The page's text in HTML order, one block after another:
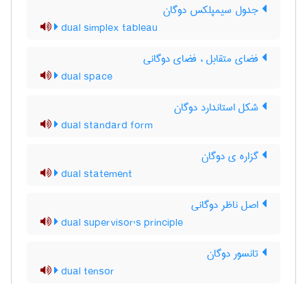
جدول سیمپلکس دوگان
dual simplex tableau
فضای متقابل ، فضای دوگانی
dual space
شکل استاندارد دوگان
dual standard form
گزاره ی دوگان
dual statement
اصل ناظر دوگانی
dual supervisor's principle
تانسور دوگان
dual tensor